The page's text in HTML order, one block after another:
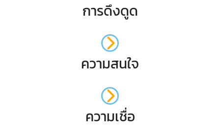
การดึงดูด
ความสนใจ
ความเชื่อ